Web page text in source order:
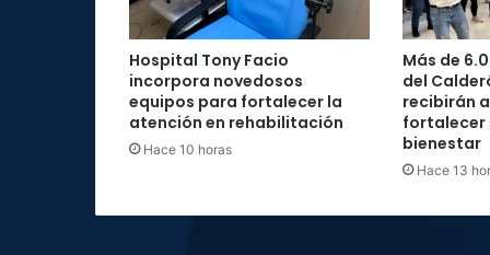
Hospital Tony Facio
incorpora novedosos
equipos para fortalecer la
atención en rehabilitación
Hace 10 horas
Más de
del
recibirán
fortalecer
bienestar
Hace 13